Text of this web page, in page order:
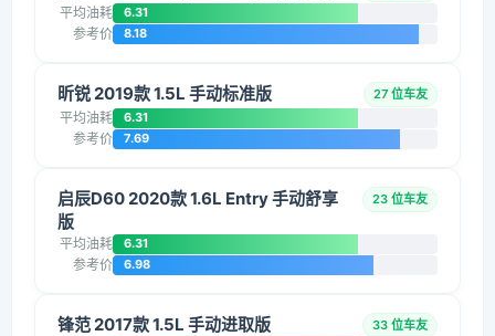
平均油耗 6.31
参考价 8.18
昕锐 2019款 1.5L 手动标准版 27 位车友
平均油耗 6.31
参考价 7.69
启辰D60 2020款 1.6L Entry 手动舒享
版
23 位车友
平均油耗 6.31
参考价 6.98
锋范 2017款 1.5L 手动进取版 33 位车友